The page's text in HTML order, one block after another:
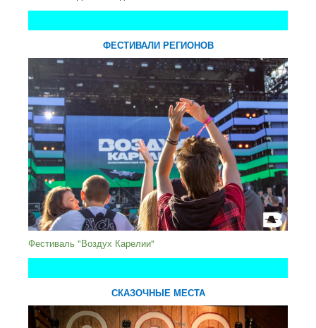
ФЕСТИВАЛИ РЕГИОНОВ
Фестиваль "Воздух Карелии"
СКАЗОЧНЫЕ МЕСТА